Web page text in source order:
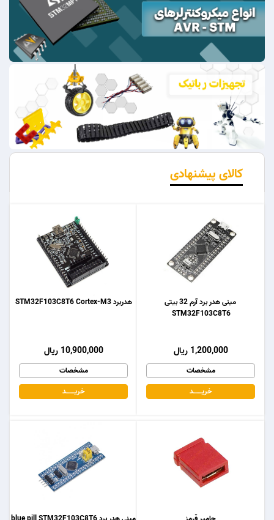
کالای پیشنهادی
هدربرد STM32F103C8T6 Cortex-M3
10,900,000 ریال
مشخصات
خریـــــــد
مینی هدر برد آرم 32 بیتی
STM32F103C8T6
1,200,000 ریال
مشخصات
خریـــــــد